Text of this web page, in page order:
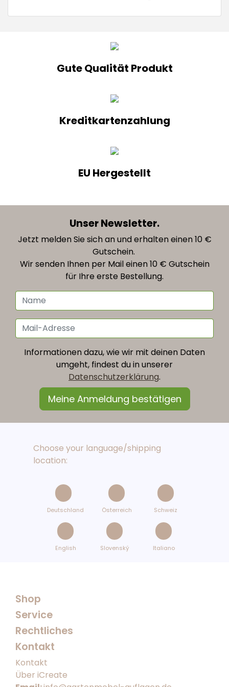
Gute Qualität Produkt
Kreditkartenzahlung
EU Hergestellt
Unser Newsletter.
Jetzt melden Sie sich an und erhalten einen 10 €
Gutschein.
Wir senden Ihnen per Mail einen 10 € Gutschein
für Ihre erste Bestellung.
Informationen dazu, wie wir mit deinen Daten
umgeht, findest du in unserer
Datenschutzerklärung.
Choose your language/shipping
location:
Deutschland Österreich Schweiz
English Slovenský Italiano
Shop
Service
Rechtliches
Kontakt
Kontakt
Über iCreate